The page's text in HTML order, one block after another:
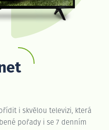
i skvělou televizi, která
pořady i se 7 denním